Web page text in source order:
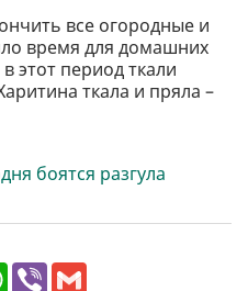
все огородные и
время для домашних
этот период ткали
ткала и пряла –
боятся разгула
W V